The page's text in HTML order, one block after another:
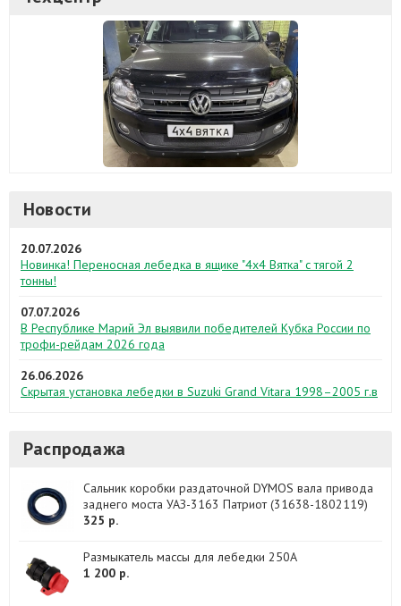
Новости
20.07.2026
Новинка! Переносная лебедка в ящике "4х4 Вятка" с тягой 2
тонны!
07.07.2026
В Республике Марий Эл выявили победителей Кубка России по
трофи-рейдам 2026 года
26.06.2026
Скрытая установка лебедки в Suzuki Grand Vitara 1998–2005 г.в
Распродажа
Сальник коробки раздаточной DYMOS вала привода
заднего моста УАЗ-3163 Патриот (31638-1802119)
325 р.
Размыкатель массы для лебедки 250A
1 200 р.